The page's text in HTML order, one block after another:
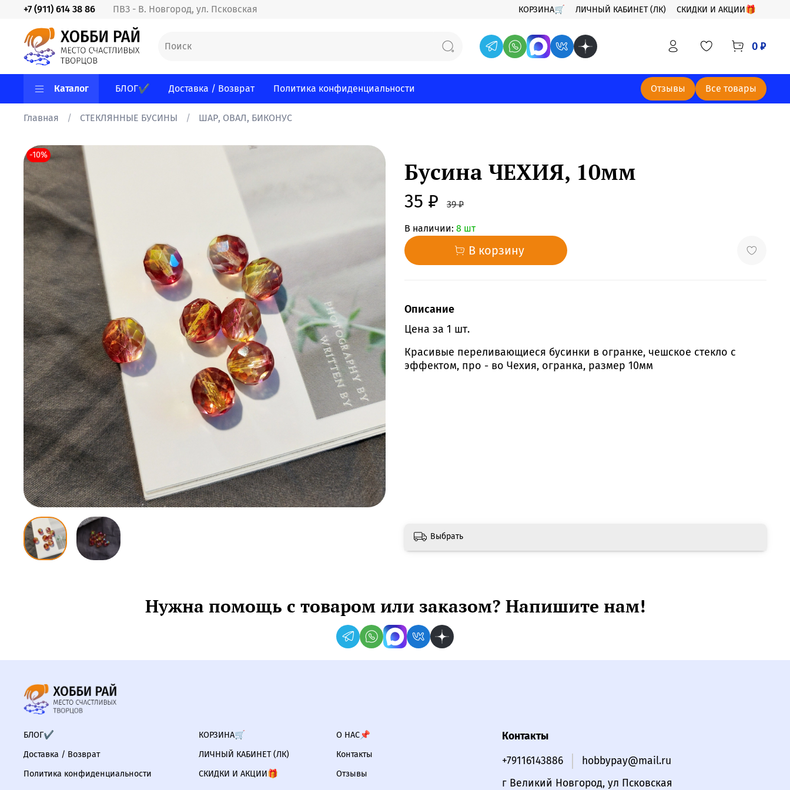
КОРЗИНА🛒 ЛИЧНЫЙ КАБИНЕТ (ЛК) СКИДКИ И АКЦИИ🎁
ПВЗ - В. Новгород, ул. Псковская
+7 (911) 614 38 86
0 ₽
Каталог БЛОГ✔ Доставка / Возврат Политика конфиденциальности Отзывы Все товары
Главная СТЕКЛЯННЫЕ БУСИНЫ ШАР, ОВАЛ, БИКОНУС
-10%
Бусина ЧЕХИЯ, 10мм
35 ₽ 39 ₽
В наличии: 8 шт
В корзину
Описание
Цена за 1 шт.
Красивые переливающиеся бусинки в огранке, чешское стекло с
эффектом, про - во Чехия, огранка, размер 10мм
Выбрать
Нужна помощь с товаром или заказом? Напишите нам!
БЛОГ✔
Доставка / Возврат
Политика конфиденциальности
КОРЗИНА🛒
ЛИЧНЫЙ КАБИНЕТ (ЛК)
СКИДКИ И АКЦИИ🎁
О НАС📌
Контакты
Отзывы
Контакты
+79116143886
hobbypay@mail.ru
г Великий Новгород, ул Псковская